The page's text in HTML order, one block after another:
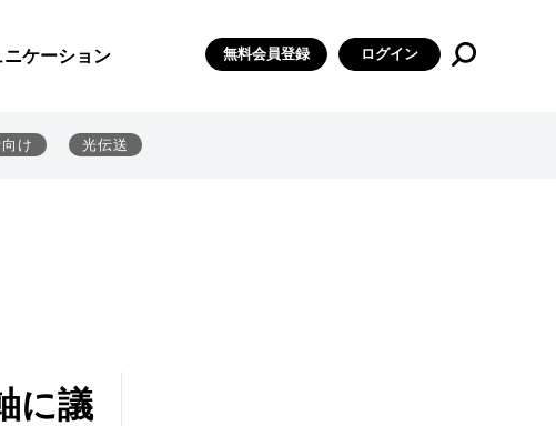
ニケーション 無料会員登録 ログイン
け 光伝送
に議